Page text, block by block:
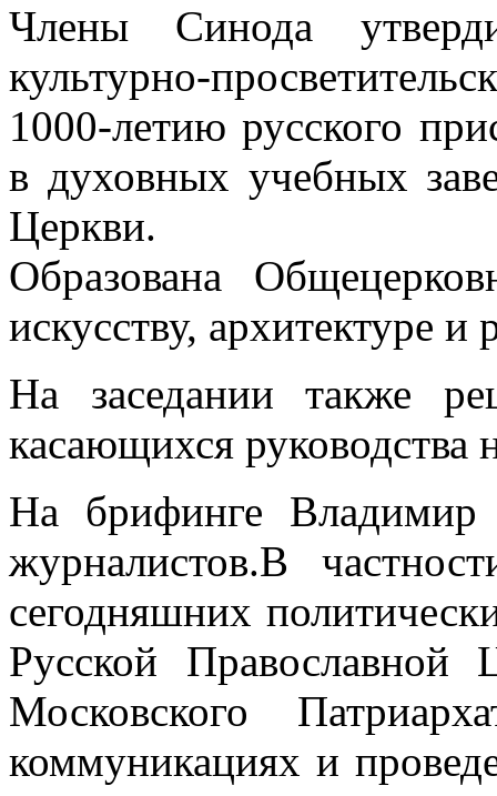
Члены Синода
культурно-
1000-летию русского
в духовных учебных
Церкви.
Образована
искусству, архитектуре и
На заседании также
касающихся
На брифинге Владимир
журналистов.В
сегодняшних
Русской
Московского
коммуникациях и